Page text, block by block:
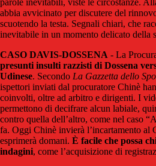
parole inevitabili, viste le circostanze.
abbia avvicinato per discutere del
scuotendo la testa. Segnali chiari, che
inevitabile in un momento delicato della
CASO DAVIS-DOSSENA - La
presunti insulti razzisti di Dossena
Udinese. Secondo La Gazzetta dello
ispettori inviati dal procuratore Chinè
coinvolti, oltre ad arbitro e dirigenti. I
permettono di decifrare alcun labiale,
contro quella dell’altro, come nel caso
fa. Oggi Chinè invierà l’incartamento al
esprimerà domani. È facile che possa
indagini, come l’acquisizione di